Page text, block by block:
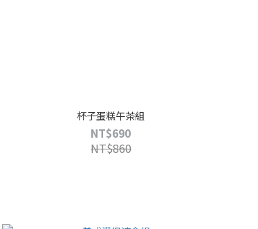
杯子蛋糕午茶組
NT$690
NT$860